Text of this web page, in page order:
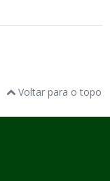
Voltar para o topo